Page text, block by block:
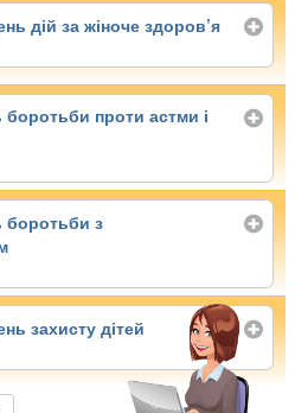
дій за жіноче здоров’я
боротьби проти астми і
боротьби з
захисту дітей